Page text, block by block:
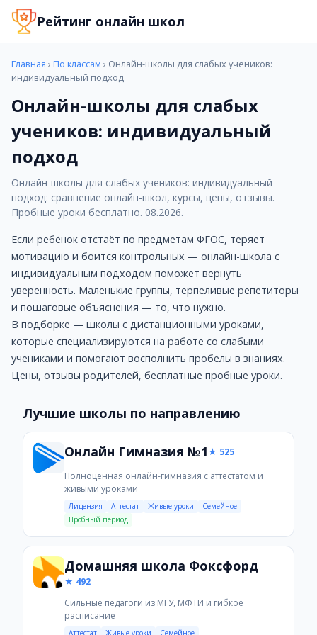
Онлайн-школы для слабых учеников: индивидуальный
Если ребёнок отстаёт по предметам ФГОС, теряет
В подборке — школы с дистанционными уроками,
Когда стоит подключить онлайн-школу
Ребёнок отстаёт от школьной программы ФГОС
Нужен индивидуальный подход и репетитор
Школьные учителя не успевают объяснить
Ребёнок боится контрольных и экзаменов
Лучшие школы по направлению
Онлайн Гимназия №1
ЧОУ ОНЛАЙН ГИМНАЗИЯ №1 — это полноценный аналог
Стоимость: от 500 руб.
Преимущества: Возможно прикрепление; На
Домашняя школа Фоксфорд
Домашняя школа Фоксфорд – это качественное
Стоимость: от 1100 руб.
Услуги: Домашняя школа и экстернат, Подготовка к
Преимущества: Обучение из любой точки мира —
Недостатки: Для занятий нужен стабильный
Подарки и скидки: Скидка 5%, Скидка 1500 руб
Умскул
Стоимость: от 4290 руб.
Услуги: Подготовка к ЕГЭ, Подготовка к ОГЭ
Преимущества: 700000+ выпускников за 10 лет —
Недостатки: Технические работы на сайте; Проблемы
Подарки и скидки: Бесплатный вводный урок
Общение с преподавателем ведется через
Стоимость: от 3400 руб.
Услуги: Подготовка к ЕГЭ, Подготовка к ГИА (ОГЭ),
Преимущества: Доступны некоторые бесплатные
Недостатки: Нет прикрепления к школе
Подарки и скидки: Скидка 800 руб. на репетитора,
Онлайн школа «Сотка»
Рейтинг онлайн школ
Главная › По классам › Онлайн-школы для слабых учеников:
индивидуальный подход
Онлайн-школы для слабых
учеников: индивидуальный
подход
Онлайн-школы для слабых учеников: индивидуальный
подход: сравнение онлайн-школ, курсы, цены, отзывы.
Пробные уроки бесплатно. 08.2026.
Если ребёнок отстаёт по предметам ФГОС, теряет
мотивацию и боится контрольных — онлайн-школа с
индивидуальным подходом поможет вернуть
уверенность. Маленькие группы, терпеливые репетиторы
и пошаговые объяснения — то, что нужно.
В подборке — школы с дистанционными уроками,
которые специализируются на работе со слабыми
учениками и помогают восполнить пробелы в знаниях.
Цены, отзывы родителей, бесплатные пробные уроки.
Лучшие школы по направлению
Онлайн Гимназия №1★ 525
Полноценная онлайн-гимназия с аттестатом и
живыми уроками
Лицензия Аттестат Живые уроки
Семейное
Пробный период
Домашняя школа Фоксфорд
★ 492
Сильные педагоги из МГУ, МФТИ и гибкое
расписание
Аттестат Живые уроки Семейное